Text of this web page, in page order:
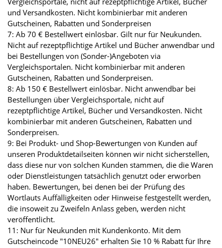
und Versandkosten. Nicht kombinierbar mit anderen
Gutscheinen, Rabatten und Sonderpreisen
7: Ab 70 € Bestellwert einlösbar. Gilt nur für Neukunden.
Nicht auf rezeptpflichtige Artikel und Bücher anwendbar und
bei Bestellungen von (Sonder-)Angeboten via
Vergleichsportalen. Nicht kombinierbar mit anderen
Gutscheinen, Rabatten und Sonderpreisen.
8: Ab 150 € Bestellwert einlösbar. Nicht anwendbar bei
Bestellungen über Vergleichsportale, nicht auf
rezeptpflichtige Artikel, Bücher und Versandkosten. Nicht
kombinierbar mit anderen Gutscheinen, Rabatten und
Sonderpreisen.
9: Bei Produkt- und Shop-Bewertungen von Kunden auf
unseren Produktdetailseiten können wir nicht sicherstellen,
dass diese nur von solchen Kunden stammen, die die Waren
oder Dienstleistungen tatsächlich genutzt oder erworben
haben. Bewertungen, bei denen bei der Prüfung des
Wortlauts Auffälligkeiten oder Hinweise festgestellt werden,
die insoweit zu Zweifeln Anlass geben, werden nicht
veröffentlicht.
11: Nur für Neukunden mit Kundenkonto. Mit dem
Gutscheincode "10NEU26" erhalten Sie 10 % Rabatt für Ihre